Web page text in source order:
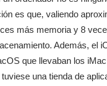
es que, valiendo
más memoria y 8
Además, el
que llevaban los
una tienda de